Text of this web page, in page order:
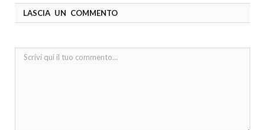
LASCIA UN COMMENTO